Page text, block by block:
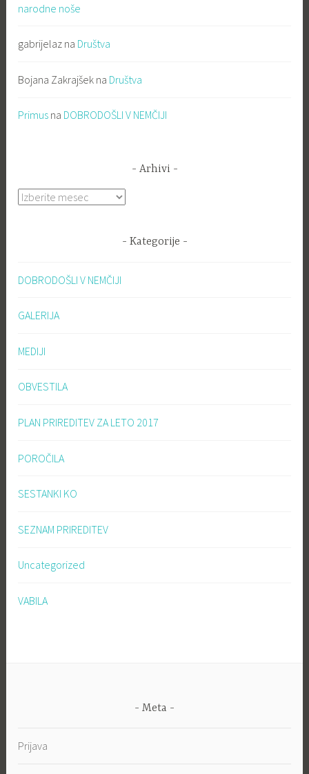
narodne noše
gabrijelaz na Društva
Bojana Zakrajšek na Društva
Primus na DOBRODOŠLI V NEMČIJI
Arhivi
Arhivi
Kategorije
DOBRODOŠLI V NEMČIJI
GALERIJA
MEDIJI
OBVESTILA
PLAN PRIREDITEV ZA LETO 2017
POROČILA
SESTANKI KO
SEZNAM PRIREDITEV
Uncategorized
VABILA
Meta
Prijava